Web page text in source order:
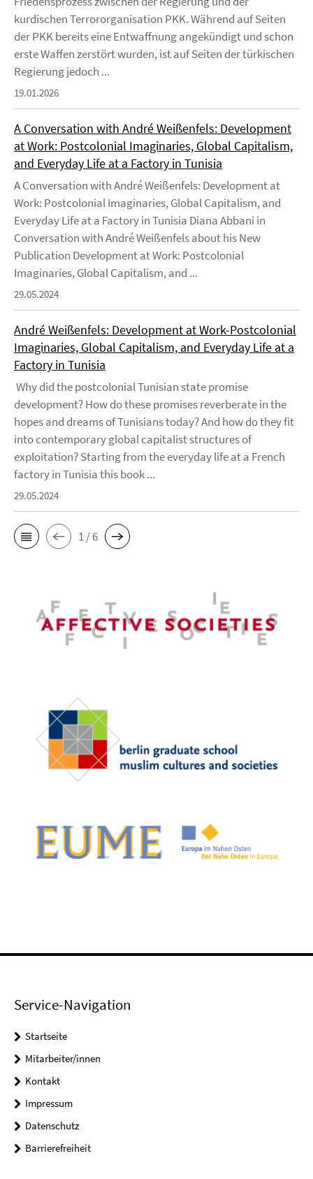
kurdischen Terrororganisation PKK. Während auf Seiten
der PKK bereits eine Entwaffnung angekündigt und schon
erste Waffen zerstört wurden, ist auf Seiten der türkischen
Regierung jedoch ...
19.01.2026
A Conversation with André Weißenfels: Development
at Work: Postcolonial Imaginaries, Global Capitalism,
and Everyday Life at a Factory in Tunisia
A Conversation with André Weißenfels: Development at
Work: Postcolonial Imaginaries, Global Capitalism, and
Everyday Life at a Factory in Tunisia Diana Abbani in
Conversation with André Weißenfels about his New
Publication Development at Work: Postcolonial
Imaginaries, Global Capitalism, and ...
29.05.2024
André Weißenfels: Development at Work-Postcolonial
Imaginaries, Global Capitalism, and Everyday Life at a
Factory in Tunisia
Why did the postcolonial Tunisian state promise
development? How do these promises reverberate in the
hopes and dreams of Tunisians today? And how do they fit
into contemporary global capitalist structures of
exploitation? Starting from the everyday life at a French
factory in Tunisia this book ...
29.05.2024
1 / 6
Service-Navigation
Startseite
Mitarbeiter/innen
Kontakt
Impressum
Datenschutz
Barrierefreiheit